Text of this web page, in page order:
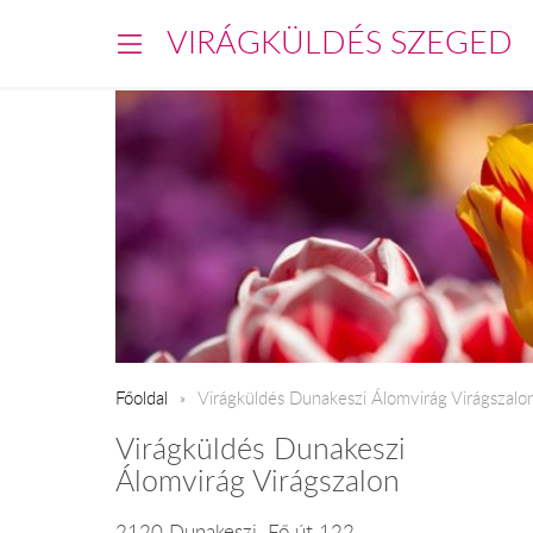
VIRÁGKÜLDÉS SZEGED
Főoldal Virágküldés Dunakeszi Álomvirág
Virágküldés Dunakeszi
Álomvirág Virágszalon